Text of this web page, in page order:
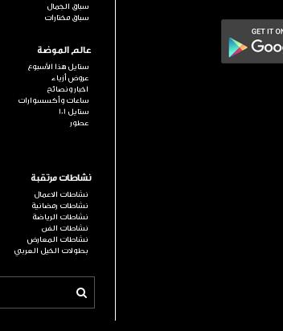
سباق الجمال
سباق مختارات
عالم الموضة
ستايل هذا الأسبوع
عروض أزياء
اخبار ونصائح
ساعات وأكسسوارات
ستايل 101
عطور
نشاطات مرتقبة
نشاطات الاعمال
نشاطات رمضانية
نشاطات الرياضة
نشاطات الفن
نشاطات المعارض
بطولات الخيل العربي